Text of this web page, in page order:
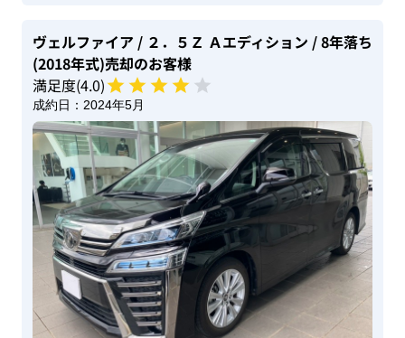
ヴェルファイア / ２．５Ｚ Ａエディション / 8年落ち
(2018年式)売却のお客様
満足度(4.0)
成約日： 2024年5月